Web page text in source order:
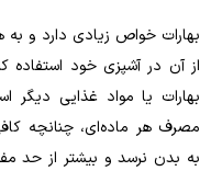
بهارات خواص زیادی دارد و به
از آن در آشپزی خود استفاده
بهارات یا مواد غذایی دیگر
مصرف هر ماده‌ای، چنانچه
به بدن نرسد و بیشتر از حد